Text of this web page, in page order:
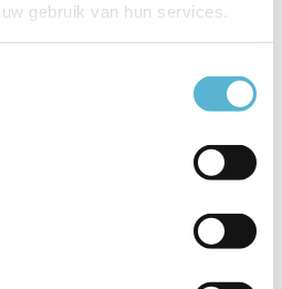
gebruik van hun services.